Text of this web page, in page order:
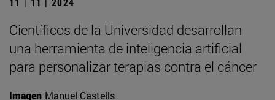
Científicos de la Universidad desarrollan
una herramienta de inteligencia artificial
para personalizar terapias contra el cáncer
Imagen Manuel Castells